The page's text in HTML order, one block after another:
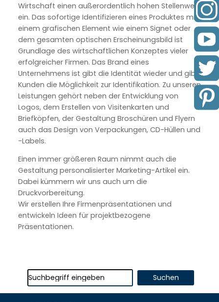
Wirtschaft einen außerordentlich hohen Stellenwert
ein. Das sofortige Identifizieren eines Produktes mit
einem grafischen Element wie einem Signet oder
dem gesamten optischen Erscheinungsbild ist
Grundlage des wirtschaftlichen Konzeptes vieler
erfolgreicher Firmen. Das Brand eines
Unternehmens ist gibt die Identität wieder und gibt
Kunden die Möglichkeit zur Identifikation. Zu unseren
Leistungen gehört neben der Entwicklung von
Logos, dem Erstellen von Visitenkarten und
Briefköpfen, der Gestaltung Broschüren und Flyern
auch das Design von Verpackungen, CD-Hüllen und
-Labels.
Einen immer größeren Raum nimmt auch die
Gestaltung personalisierter Marketing-Artikel ein.
Dabei kümmern wir uns auch um die
Druckvorbereitung.
Wir erstellen Ihre Firmenpräsentationen und
entwickeln Ideen für projektbezogene
Präsentationen.